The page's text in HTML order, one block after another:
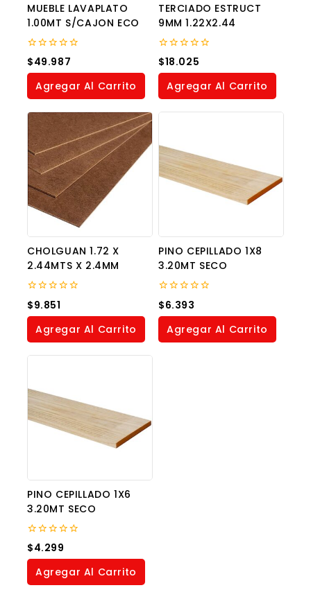
MUEBLE LAVAPLATO
1.00MT S/CAJON ECO
0
out
of
$49.987
Agregar Al Carrito
TERCIADO ESTRUCT
9MM 1.22X2.44
0
out
of
$18.025
Agregar Al Carrito
CHOLGUAN 1.72 X
2.44MTS X 2.4MM
0
out
of
$9.851
Agregar Al Carrito
PINO CEPILLADO 1X8
3.20MT SECO
0
out
of
$6.393
Agregar Al Carrito
PINO CEPILLADO 1X6
3.20MT SECO
0
out
of
$4.299
Agregar Al Carrito